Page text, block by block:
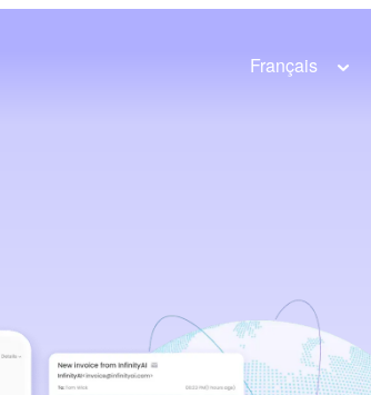
Français